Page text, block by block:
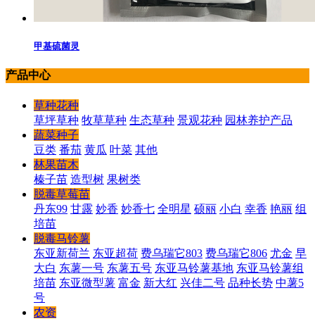
甲基硫菌灵
产品中心
草种花种
草坪草种 牧草草种 生态草种 景观花种 园林养护产品
蔬菜种子
豆类 番茄 黄瓜 叶菜 其他
林果苗木
榛子苗 造型树 果树类
脱毒草莓苗
丹东99 甘露 妙香 妙香七 全明星 硕丽 小白 幸香 艳丽 组
培苗
脱毒马铃薯
东亚新荷兰 东亚超荷 费乌瑞它803 费乌瑞它806 尤金 早
大白 东薯一号 东薯五号 东亚马铃薯基地 东亚马铃薯组
培苗 东亚微型薯 富金 新大红 兴佳二号 品种长势 中薯5
号
农资